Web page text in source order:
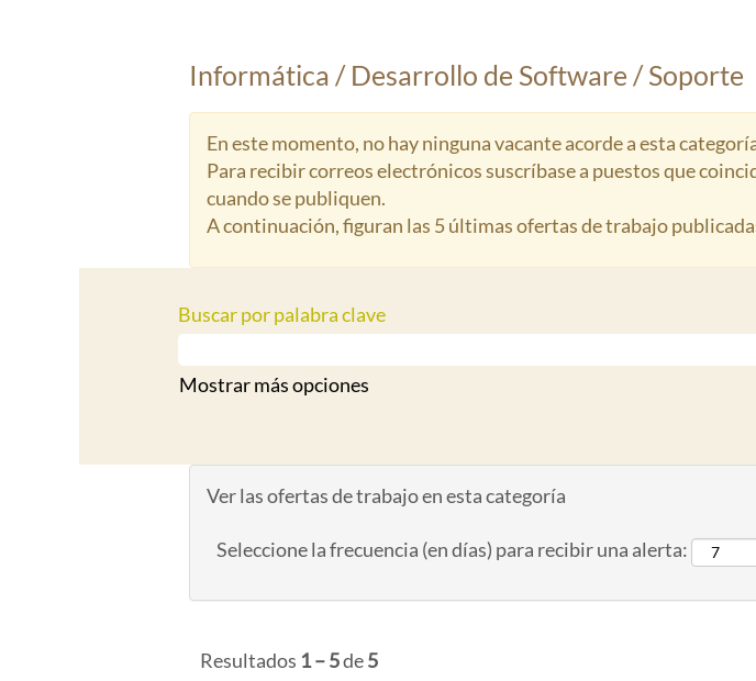
Informática / Desarrollo de Software / Soporte
En este momento, no hay ninguna vacante acorde a esta
Para recibir correos electrónicos suscríbase a puestos que
cuando se publiquen.
A continuación, figuran las 5 últimas ofertas de trabajo
Buscar por palabra clave
Mostrar más opciones
Ver las ofertas de trabajo en esta categoría
Seleccione la frecuencia (en días) para recibir una alerta:
Resultados 1 – 5de5